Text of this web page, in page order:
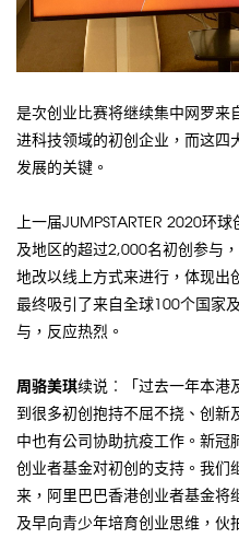
是次创业比赛将继续集中网罗来
进科技领域的初创企业，而这四
发展的关键。
上一届JUMPSTARTER 2020环
及地区的超过2,000名初创参与
地改以线上方式来进行，体现出
最终吸引了来自全球100个国家
与，反应热烈。
周骆美琪续说︰「过去一年本港
到很多初创抱持不屈不挠、创
中也有公司协助抗疫工作。新
创业者基金对初创的支持。我们
来，阿里巴巴香港创业者基金将
及早向青少年培育创业思维，伙